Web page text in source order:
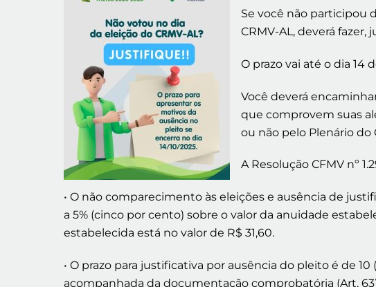
Se você não participou
CRMV-AL, deverá
O prazo vai até o dia 14
Você deverá
que comprovem suas
ou não pelo Plenário do
A Resolução CFMV nº
• O não comparecimento às eleições e ausência de
a 5% (cinco por cento) sobre o valor da anuidade
estabelecida está no valor de R$ 31,60.
• O prazo para justificativa por ausência do pleito é de
acompanhada da documentação comprobatória (Art.